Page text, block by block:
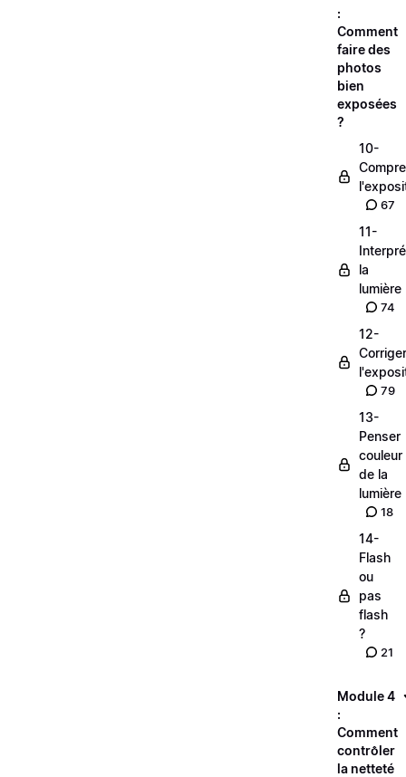
:
Comment
faire des
photos
bien
exposées
?
10-
67
11-
la
lumière
74
12-
Corriger
79
13-
Penser
couleur
de la
lumière
18
14-
Flash
ou
pas
flash
?
21
Module 4
:
Comment
contrôler
la netteté